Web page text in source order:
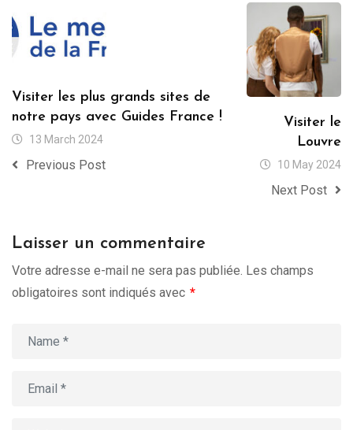
Visiter les plus grands sites de
notre pays avec Guides France !
13 March 2024
Previous Post
Visiter le
Louvre
10 May 2024
Next Post
Laisser un commentaire
Votre adresse e-mail ne sera pas publiée. Les champs
obligatoires sont indiqués avec *